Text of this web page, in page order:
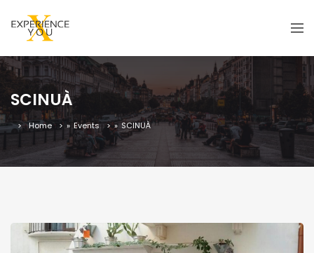
SCINUÀ
Home » Events » SCINUÀ